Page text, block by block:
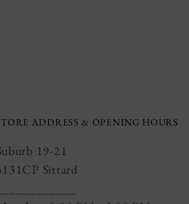
ADDRESS & OPENING HOURS
19-21
Sittard